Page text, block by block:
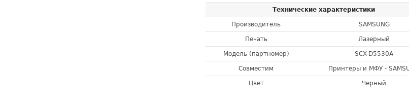
Технические характеристики
Производитель SAMSUNG
Печать Лазерный
Модель (партномер) SCX-D5530A
Совместим Принтеры и МФУ -
Цвет Черный